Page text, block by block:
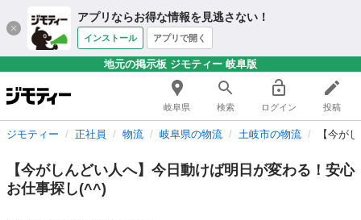
アプリならお得な情報を見逃さない！
インストール アプリで開く
地元の掲示板 ジモティー 岐阜版
岐阜県 検索 ログイン 投稿
ジモティー 正社員 物流 岐阜県の物流 土岐市の物流 【今が
【今がしんどい人へ】今日動けば明日が変わる！安心
お仕事探し(^^)